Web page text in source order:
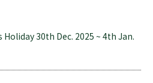
Holiday 30th Dec. 2025 ~ 4th Jan.